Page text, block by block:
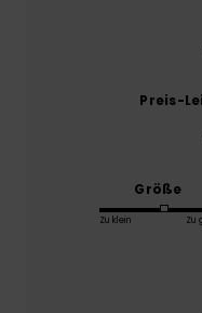
Preis-
Größe
Zu klein Zu